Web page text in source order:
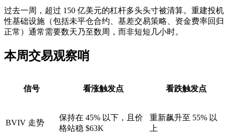
过去一周，超过 150 亿美元的杠杆多头头寸被清算。重建投机
性基础设施（包括未平仓合约、基差交易策略、资金费率回归
正常）通常需要数天乃至数周，而非短短几小时。
本周交易观察哨
信号 看涨触发点 看跌触发点
BVIV 走势
保持在 45% 以下，且价
格站稳 $63K
重新飙升至 55% 以
上